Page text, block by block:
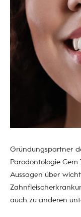
Gründungspartner
Parodontologie
Aussagen über
auch zu anderen